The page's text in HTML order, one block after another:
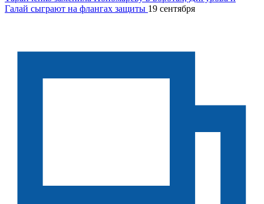
Галай сыграют на флангах защиты 19 сентября